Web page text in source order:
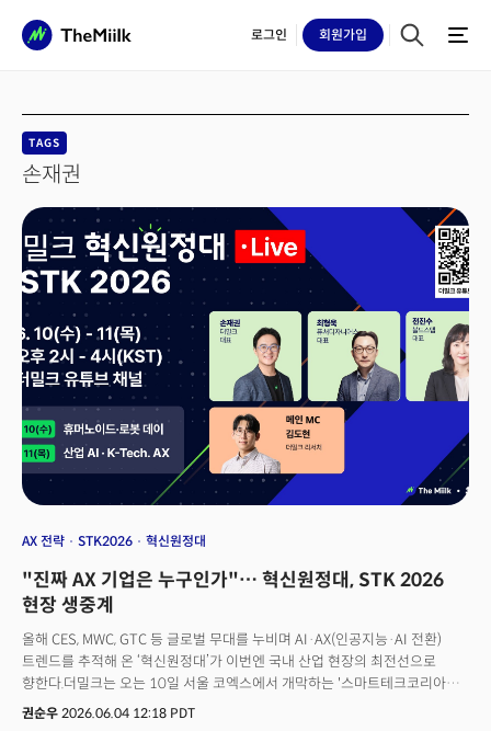
로그인 회원가입
TAGS
손재권
AX 전략 STK2026 혁신원정대
"진짜 AX 기업은 누구인가"… 혁신원정대, STK 2026
현장 생중계
올해 CES, MWC, GTC 등 글로벌 무대를 누비며 AI·AX(인공지능·AI 전환)
트렌드를 추적해 온 ‘혁신원정대’가 이번엔 국내 산업 현장의 최전선으로
향한다.더밀크는 오는 10일 서울 코엑스에서 개막하는 '스마트테크코리아
(STK) 2026' 현장에서 '혁신원정대 라이브'를 더밀크 유튜브 채널을 통해
권순우 2026.06.04 12:18 PDT